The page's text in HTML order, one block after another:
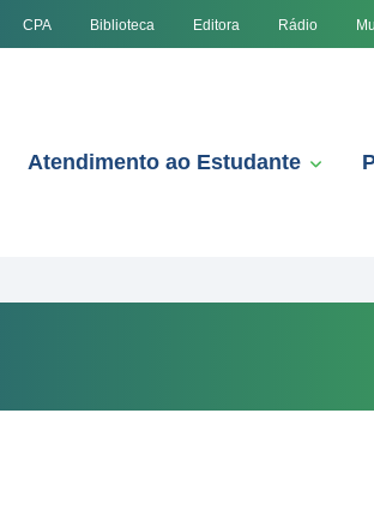
CPA Biblioteca Editora Rádio
Atendimento ao Estudante